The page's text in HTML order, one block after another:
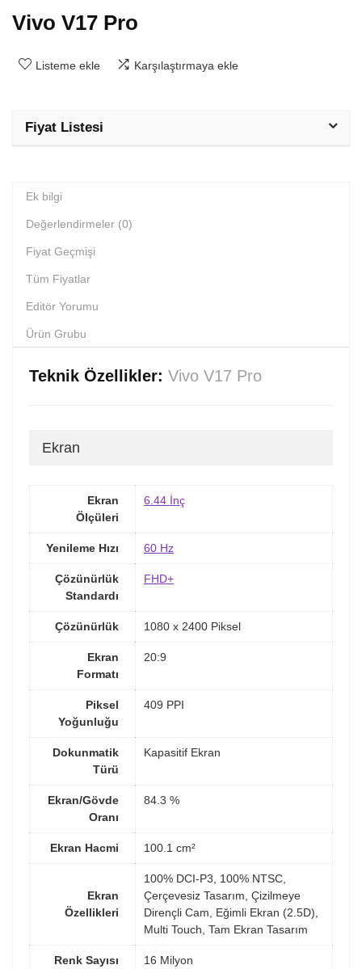
Vivo V17 Pro
Listeme ekle Karşılaştırmaya ekle
Fiyat Listesi
Ek bilgi
Değerlendirmeler (0)
Fiyat Geçmişi
Tüm Fiyatlar
Editör Yorumu
Ürün Grubu
Teknik Özellikler: Vivo V17 Pro
Ekran
Ekran
Ölçüleri
6.44 İnç
Yenileme Hızı 60 Hz
Çözünürlük
Standardı
FHD+
Çözünürlük 1080 x 2400 Piksel
Ekran
Formatı
20:9
Piksel
Yoğunluğu
409 PPI
Dokunmatik
Türü
Kapasitif Ekran
Ekran/Gövde
Oranı
84.3 %
Ekran Hacmi 100.1 cm²
Ekran
Özellikleri
100% DCI-P3, 100% NTSC,
Çerçevesiz Tasarım, Çizilmeye
Dirençli Cam, Eğimli Ekran (2.5D),
Multi Touch, Tam Ekran Tasarım
Renk Sayısı 16 Milyon